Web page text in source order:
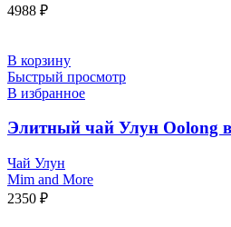
4988 ₽
В корзину
Быстрый просмотр
В избранное
Элитный чай Улун Oolong в
Чай Улун
Mim and More
2350 ₽